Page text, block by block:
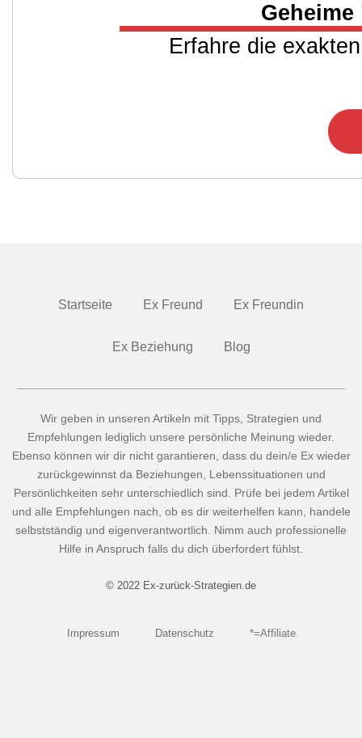
Erfahre die
Startseite Ex Freund Ex Freundin
Ex Beziehung Blog
Wir geben in unseren Artikeln mit Tipps, Strategien und
Empfehlungen lediglich unsere persönliche Meinung wieder.
Ebenso können wir dir nicht garantieren, dass du dein/e Ex wieder
zurückgewinnst da Beziehungen, Lebenssituationen und
Persönlichkeiten sehr unterschiedlich sind. Prüfe bei jedem Artikel
und alle Empfehlungen nach, ob es dir weiterhelfen kann, handele
selbstständig und eigenverantwortlich. Nimm auch professionelle
Hilfe in Anspruch falls du dich überfordert fühlst.
© 2022 Ex-zurück-Strategien.de
Impressum Datenschutz *=Affiliate